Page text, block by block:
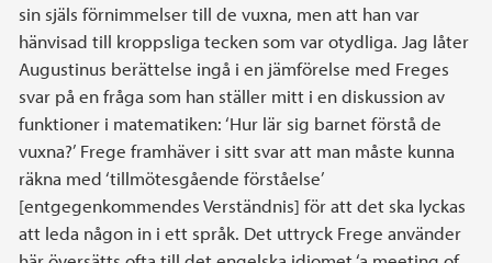
sin själs förnimmelser till de vuxna, men att han var
hänvisad till kroppsliga tecken som var otydliga. Jag låter
Augustinus berättelse ingå i en jämförelse med Freges
svar på en fråga som han ställer mitt i en diskussion av
funktioner i matematiken: ‘Hur lär sig barnet förstå de
vuxna?’ Frege framhäver i sitt svar att man måste kunna
räkna med ‘tillmötesgående förståelse’
[entgegenkommendes Verständnis] för att det ska lyckas
att leda någon in i ett språk. Det uttryck Frege använder